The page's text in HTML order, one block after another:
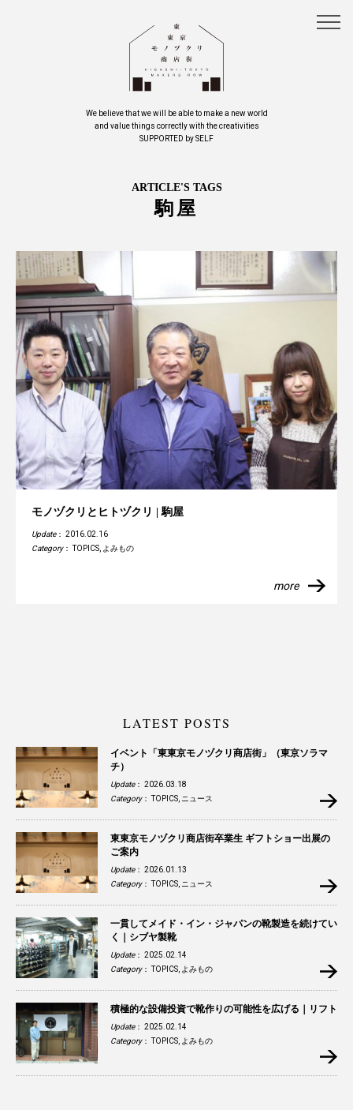
We believe that we will be able to make a new world
and value things correctly with the creativities
SUPPORTED by SELF
ARTICLE'S TAGS
駒屋
モノヅクリとヒトヅクリ | 駒屋
Update： 2016.02.16
Category：TOPICS よみもの
more
LATEST POSTS
イベント「東東京モノヅクリ商店街」（東京ソラマ
チ）
Update： 2026.03.18
Category：TOPICS ニュース
東東京モノヅクリ商店街卒業生 ギフトショー出展の
ご案内
Update： 2026.01.13
Category：TOPICS ニュース
一貫してメイド・イン・ジャパンの靴製造を続けてい
く｜シブヤ製靴
Update： 2025.02.14
Category：TOPICS よみもの
積極的な設備投資で靴作りの可能性を広げる｜リフト
Update： 2025.02.14
Category：TOPICS よみもの